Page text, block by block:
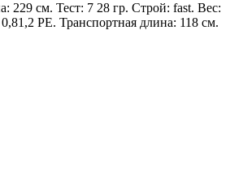
229 см. Тест: 7 28 гр. Строй: fast. Вес:
РЕ. Транспортная длина: 118 см.